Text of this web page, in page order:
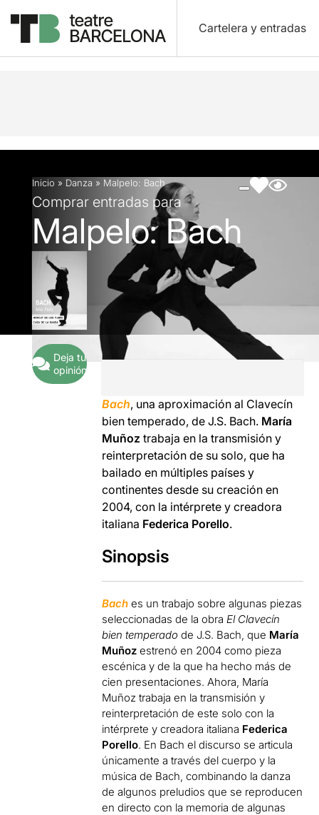
Cartelera y entradas
Descripción Ficha artística Fotos y vídeos
Inicio » Danza » Malpelo: Bach
Comprar entradas para
Malpelo: Bach
Deja tu
opinión
Bach, una aproximación al Clavecín
bien temperado, de J.S. Bach. María
Muñoz trabaja en la transmisión y
reinterpretación de su solo, que ha
bailado en múltiples países y
continentes desde su creación en
2004, con la intérprete y creadora
italiana Federica Porello.
Sinopsis
Bach es un trabajo sobre algunas piezas
seleccionadas de la obra El Clavecín
bien temperado de J.S. Bach, que María
Muñoz estrenó en 2004 como pieza
escénica y de la que ha hecho más de
cien presentaciones. Ahora, María
Muñoz trabaja en la transmisión y
reinterpretación de este solo con la
intérprete y creadora italiana Federica
Porello. En Bach el discurso se articula
únicamente a través del cuerpo y la
música de Bach, combinando la danza
de algunos preludios que se reproducen
en directo con la memoria de algunas